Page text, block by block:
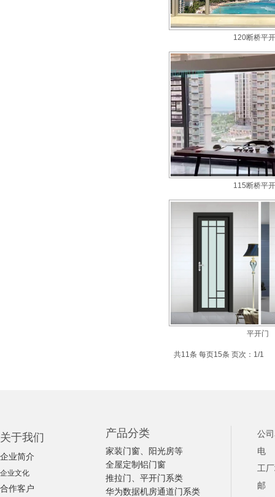
120断桥平
115断桥平
平开门
共11条 每页15条 页次：1/1
关于我们
企业简介
企业文化
合作客户
公
电
工
邮
产品分类
家装门窗、阳光房等
全屋定制铝门窗
推拉门、平开门系类
华为数据机房通道门系类